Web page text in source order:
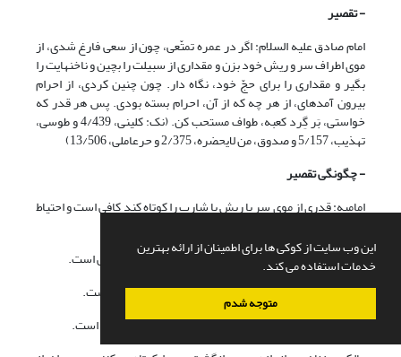
این وب سایت از کوکی ها برای اطمینان از ارائه بهترین
خدمات استفاده می کند.
متوجه شدم
- تقصیر
امام صادق علیه السلام: اگر در عمره تمتّعى، چون از سعى فارغ شدى، از
موى اطراف سر و ریش خود بزن و مقدارى از سبیلت را بچین و ناخن‏هایت را
بگیر و مقدارى را براى حجّ خود، نگاه دار. چون چنین کردى، از احرام
بیرون آمده‏اى، از هر چه که از آن، احرام بسته بودى. پس هر قدر که
خواستى، بَر گِرد کعبه، طواف مستحب کن. (نک: کلینی، 4/439 و طوسی،
تهذیب، 5/157 و صدوق، من لایحضره، 2/375 و حرعاملی، 13/506)
- چگونگی تقصیر
امامیه: قدری از موی سر یا ریش یا شارب را کوتاه کند کافی است و احتیاط
حنبلیه: به اندازه‌ی سر انگشت یا کمتر، از مو کوتاه کند کافی است.
حنفیه: مقداری بیش از سر انگشت، از مو کوتاه کند کافی است.
شافعیه: همین که صدق تقصیر و کوتاه کردن مو کند، کافی است.